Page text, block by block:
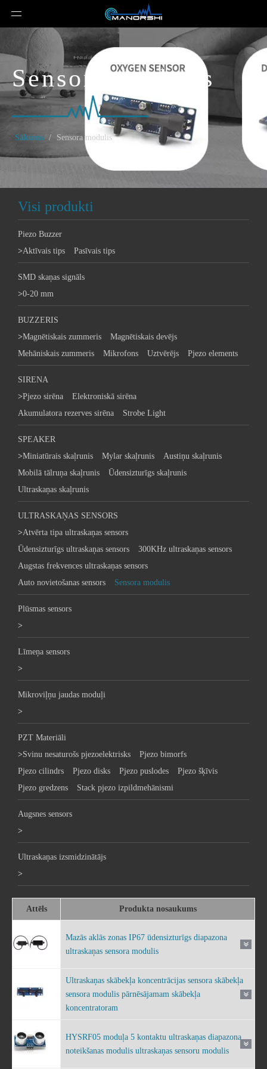
Sensora modulis
Sākums / Sensora modulis
Visi produkti
Piezo Buzzer
>Aktīvais tips Pasīvais tips
SMD skaņas signāls
>0-20 mm
BUZZERIS
>Magnētiskais zummeris
Magnētiskais devējs
Mehāniskais zummeris
Mikrofons Uztvērējs Pjezo elements
SIRENA
>Pjezo sirēna
Elektroniskā sirēna
Akumulatora rezerves sirēna
Strobe Light
SPEAKER
>Miniatūrais skaļrunis Mylar skaļrunis
Austiņu skaļrunis
Mobilā tālruņa skaļrunis
Ūdensizturīgs skaļrunis
Ultraskaņas skaļrunis
ULTRASKAŅAS SENSORS
>Atvērta tipa ultraskaņas sensors
Ūdensizturīgs ultraskaņas sensors
300KHz ultraskaņas sensors
Augstas frekvences ultraskaņas sensors
Auto novietošanas sensors
Sensora modulis
Plūsmas sensors
>
Līmeņa sensors
>
Mikroviļņu jaudas moduļi
>
PZT Materiāli
>Svinu nesaturošs pjezoelektrisks
Pjezo bimorfs
Pjezo cilindrs
Pjezo disks Pjezo puslodes
Pjezo šķīvis
Pjezo gredzens
Stack pjezo izpildmehānismi
Augsnes sensors
>
Ultraskaņas izsmidzinātājs
>
Attēls Produkta nosaukums
Mazās aklās zonas IP67 ūdensizturīgs diapazona
ultraskaņas sensora modulis
Ultraskaņas skābekļa koncentrācijas sensora skābekļa
sensora modulis pārnēsājamam skābekļa
koncentratoram
HYSRF05 moduļa 5 kontaktu ultraskaņas diapazona
noteikšanas modulis ultraskaņas sensoru modulis